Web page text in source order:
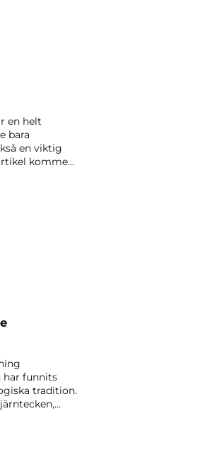
en helt
bara
en viktig
kommer
har funnits
tradition.